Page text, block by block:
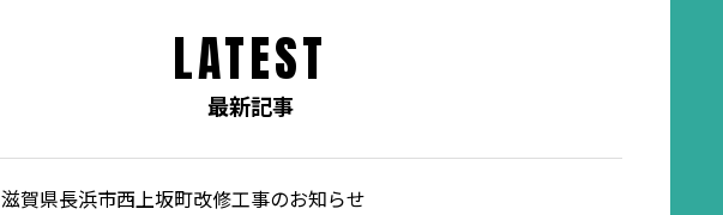
LATEST
最新記事
滋賀県長浜市西上坂町改修工事のお知らせ